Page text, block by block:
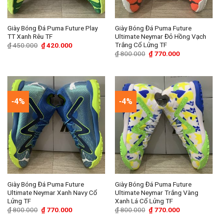
Giày Bóng Đá Puma Future Play
TT Xanh Rêu TF
₫450.000 Giá
gốc
₫420.000Giá
Giày Bóng Đá Puma Future
Ultimate Neymar Đỏ Hồng Vạch
Trắng Cổ Lửng TF
₫800.000 Giá
gốc
₫770.000Giá
₫ 770.000.
-4%
Giày Bóng Đá Puma Future
Ultimate Neymar Xanh Navy Cổ
Lửng TF
₫800.000 Giá
gốc
₫770.000Giá
-4%
Giày Bóng Đá Puma Future
Ultimate Neymar Trắng Vàng
Xanh Lá Cổ Lửng TF
₫800.000 Giá
gốc
₫770.000Giá